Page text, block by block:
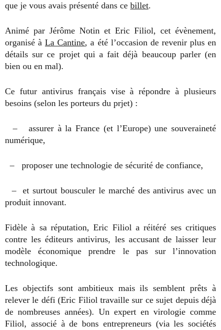
que je vous avais présenté dans ce billet.
Animé par Jérôme Notin et Eric Filiol, cet évènement,
organisé àLa Cantine, a été l’occasion de revenir plus en
détails sur ce projet qui a fait déjà beaucoup parler (en
bien ou en mal).
Ce futur antivirus français vise à répondre à plusieurs
besoins (selon les porteurs du prjet) :
– assurer à la France (et l’Europe) une souveraineté
numérique,
– proposer une technologie de sécurité de confiance,
– et surtout bousculer le marché des antivirus avec un
produit innovant.
Fidèle à sa réputation, Eric Filiol a réitéré ses critiques
contre les éditeurs antivirus, les accusant de laisser leur
modèle économique prendre le pas sur l’innovation
technologique.
Les objectifs sont ambitieux mais ils semblent prêts à
relever le défi (Eric Filiol travaille sur ce sujet depuis déjà
de nombreuses années). Un expert en virologie comme
Filiol, associé à de bons entrepreneurs (via les sociétés